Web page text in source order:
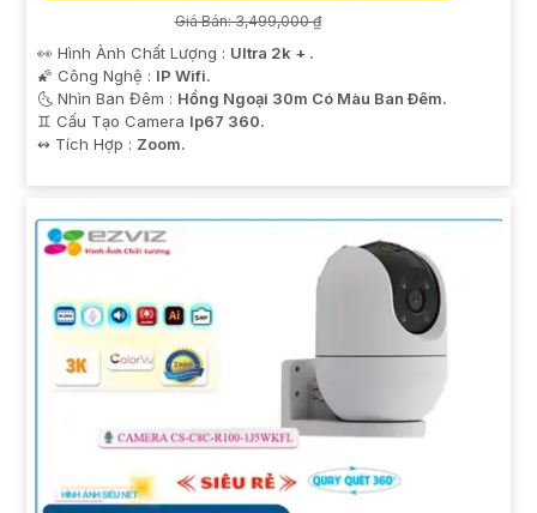
Giá Bán: 3,499,000 ₫
👀 Hình Ành Chất Lượng : Ultra 2k + .
🌠 Công Nghệ : IP Wifi.
🌜 Nhìn Ban Đêm : Hồng Ngoại 30m Có Màu Ban Ðêm.
♊ Cấu Tạo Camera Ip67 360.
️↭ Tích Hợp : Zoom.